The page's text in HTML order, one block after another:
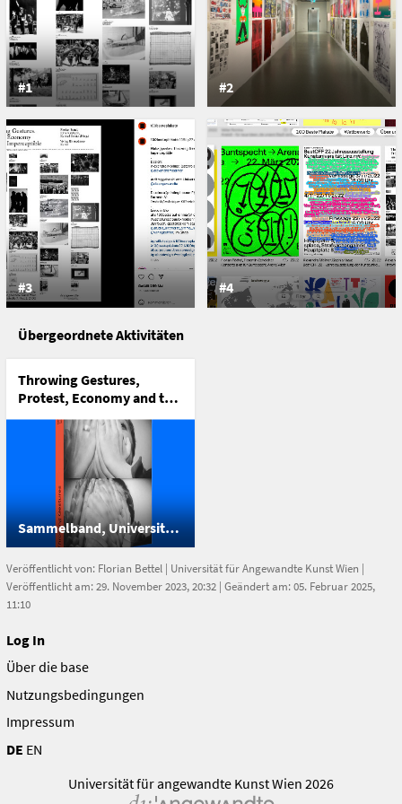
* * *
Ausstellungsdauer: 27. September 2023 bis 3. März 2024
https://www.instagram.com/p/CxKVHFPMAeQ/
https://100-beste-plakate.de/plakate/throwing-
Jury
Kotte, Barbara
Yvo Hählen, Thomas Kronbichler,
Wolfgang Ortner
Antonia Terhedebrügge
Preisverleihung
Museum für Angewandte Kunst, Wien, Österreich
#1 #2
#3 #4
Übergeordnete Aktivitäten
Throwing Gestures,
Protest, Economy and the
Imperceptible
Sammelband, Universität für Angewandte Kunst Wien
Veröffentlicht von: Florian Bettel| Universität für Angewandte Kunst Wien |
Veröffentlicht am: 29. November 2023, 20:32 | Geändert am: 05. Februar 2025,
11:10
Log In
Über die base
Nutzungsbedingungen
Impressum
DE EN
Universität für angewandte Kunst Wien 2026